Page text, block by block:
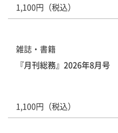
1,100円（税込）
雑誌・書籍
『月刊総務』2026年8月号
1,100円（税込）